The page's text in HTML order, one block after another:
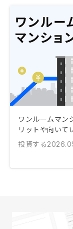
ワンルームマン
リットや向いて
投資する